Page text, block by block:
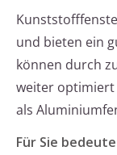
und bieten ein
können durch
weiter optimiert
als
Für Sie